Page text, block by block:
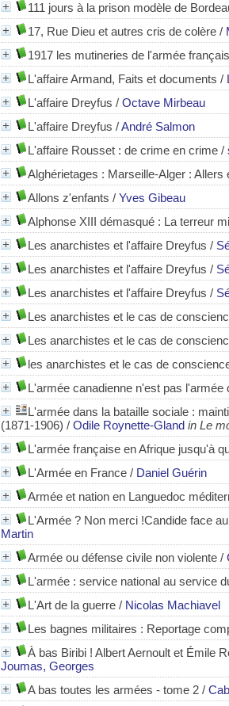
111 jours à la prison modèle de
17, Rue Dieu et autres cris de colère /
1917 les mutineries de l'armée
L'affaire Armand, Faits et documents /
L'affaire Dreyfus / Octave Mirbeau
L'affaire Dreyfus /André Salmon
L'affaire Rousset : de crime en crime /
Alghérietages : Marseille-Alger : Allers
Allons z'enfants / Yves Gibeau
Alphonse XIII démasqué : La terreur
Les anarchistes et l'affaire Dreyfus /
Les anarchistes et l'affaire Dreyfus /
Les anarchistes et l'affaire Dreyfus /
Les anarchistes et le cas de
Les anarchistes et le cas de
les anarchistes et le cas de
L'armée canadienne n'est pas l'armée
L'armée dans la bataille sociale :
(1871-1906) / Odile Roynette-Gland in Le
L'armée française en Afrique jusqu'à
L'Armée en France / Daniel Guérin
Armée et nation en Languedoc
L'Armée ? Non merci !Candide face
Martin
Armée ou défense civile non violente /
L'armée : service national au service
L'Art de la guerre / Nicolas Machiavel
Les bagnes militaires : Reportage
À bas Biribi ! Albert Aernoult et Émile
Joumas, Georges
A bas toutes les armées - tome 2 /